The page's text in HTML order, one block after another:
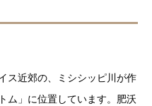
ス近郊の、ミシシッピ川が作
ム」に位置しています。肥沃